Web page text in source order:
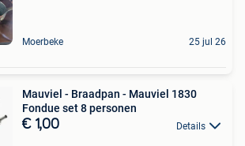
Moerbeke 25 jul 26
Mauviel - Braadpan - Mauviel 1830
Fondue set 8 personen
€ 1,00 Details